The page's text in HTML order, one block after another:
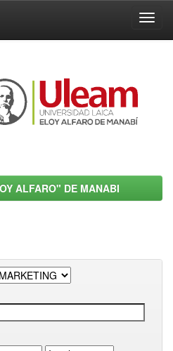
ALFARO" DE MANABI